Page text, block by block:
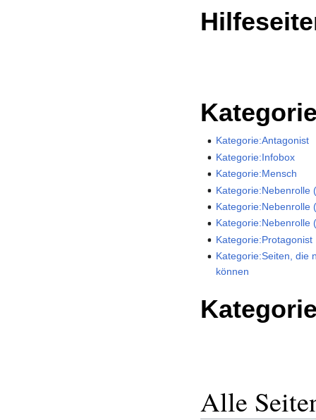
Kategorie:Antagonist
Kategorie:Infobox
Kategorie:Mensch
Kategorie:Nebenrolle
Kategorie:Nebenrolle
Kategorie:Nebenrolle
Kategorie:Protagonist
Kategorie:Seiten, die
können
Alle